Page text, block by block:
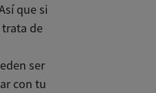
que si
de
ser
con tu